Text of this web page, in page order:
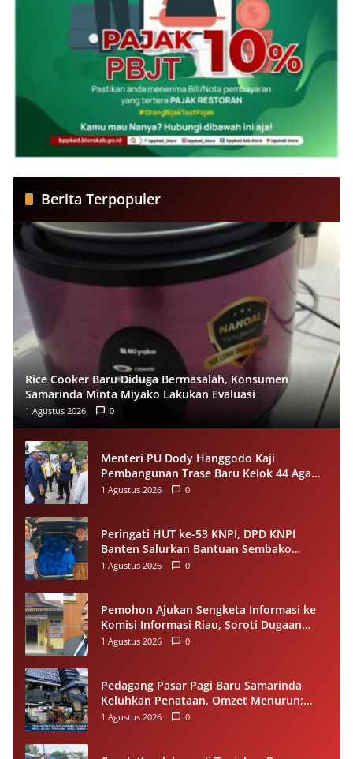
Berita Terpopuler
Rice Cooker Baru Diduga Bermasalah, Konsumen
Samarinda Minta Miyako Lakukan Evaluasi
1 Agustus 2026 0
Menteri PU Dody Hanggodo Kaji
Pembangunan Trase Baru Kelok 44 Agam
Usai Longsor, Utamakan Keselamatan
1 Agustus 2026 0
Peringati HUT ke-53 KNPI, DPD KNPI
Banten Salurkan Bantuan Sembako
Melalui Pemuda Berdampak
1 Agustus 2026 0
Pemohon Ajukan Sengketa Informasi ke
Komisi Informasi Riau, Soroti Dugaan
Tidak Ditanggapinya Permohonan ke
1 Agustus 2026 0
Pedagang Pasar Pagi Baru Samarinda
Keluhkan Penataan, Omzet Menurun;
Minta Pemkot Evaluasi Distribusi Ruko
1 Agustus 2026 0